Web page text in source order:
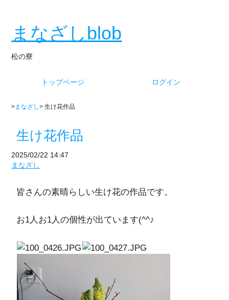
まなざしblob
松の寮
トップページ ログイン
>まなざし> 生け花作品
生け花作品
2025/02/22 14:47
まなざし
皆さんの素晴らしい生け花の作品です。
お1人お1人の個性が出ています(^^♪